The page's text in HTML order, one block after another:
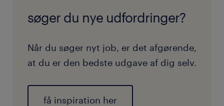
søger du nye udfordringer?
Når du søger nyt job, er det afgørende,
at du er den bedste udgave af dig selv.
få inspiration her